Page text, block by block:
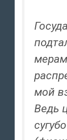
мой
Ведь